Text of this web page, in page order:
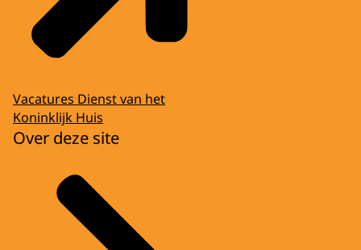
Vacatures Dienst van het
Koninklijk Huis
Over deze site